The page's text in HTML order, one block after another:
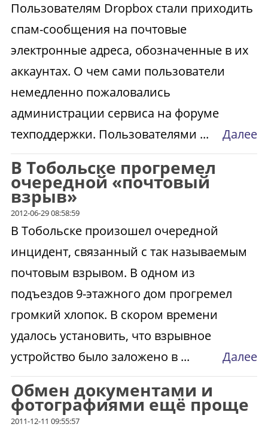
Пользователям Dropbox стали приходить
спам-сообщения на почтовые
электронные адреса, обозначенные в их
аккаунтах. О чем сами пользователи
немедленно пожаловались
администрации сервиса на форуме
техподдержки. Пользователями ...
Далее
В Тобольске прогремел
очередной «почтовый
взрыв»
2012-06-29 08:58:59
В Тобольске произошел очередной
инцидент, связанный с так называемым
почтовым взрывом. В одном из
подъездов 9-этажного дом прогремел
громкий хлопок. В скором времени
удалось установить, что взрывное
устройство было заложено в ...
Далее
Обмен документами и
фотографиями ещё проще
2011-12-11 09:55:57